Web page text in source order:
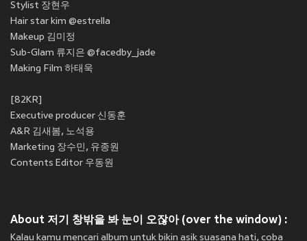
Stylist 장현우
Hair star kim @estrella
Makeup 김미정
Sub-Glam 류지은 @facedby_jade
Making Film 하태욱
[82KR]
Executive producer 신동훈
A&R 김새봄, 노석용
Marketing 장수민, 유종원
Contents Editor 우동원
About 저기 창밖을 봐 눈이 오잖아 (over the window) :
Kalau kamu mencari album untuk bikin asik suasana hati, coba